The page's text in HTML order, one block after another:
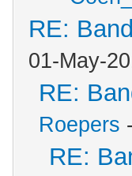
RE:
01-May-
RE:
Roepers
RE: